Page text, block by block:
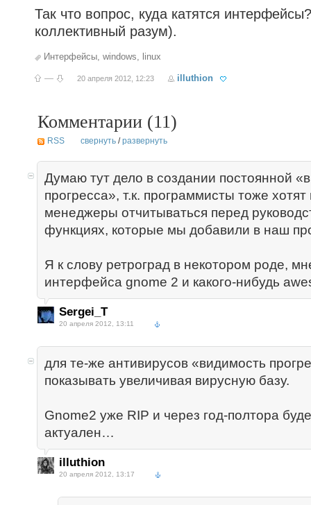
Так что вопрос, куда катятся
коллективный разум).
Интерфейсы, windows, linux
— 20 апреля 2012, 12:23 illuthion
Комментарии (11)
RSS свернуть /развернуть
Думаю тут дело в создании постоянной
прогресса», т.к. программисты тоже хотят
менеджеры отчитываться перед
функциях, которые мы добавили в наш
Я к слову ретроград в некотором роде,
интерфейса gnome 2 и какого-нибудь
Sergei_T
20 апреля 2012, 13:11
для те-же антивирусов «видимость
показывать увеличивая вирусную базу.
Gnome2 уже RIP и через год-полтора
актуален…
illuthion
20 апреля 2012, 13:17